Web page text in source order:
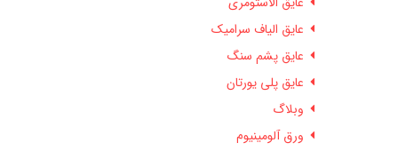
عایق الیاف سرامیک
عایق پشم سنگ
عایق پلی یورتان
وبلاگ
ورق آلومینیوم